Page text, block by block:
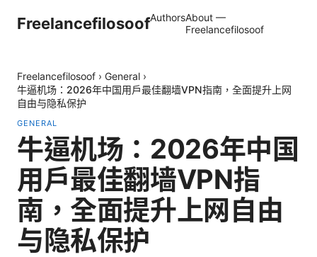
FreelancefilosoofAuthorsAbout —
Freelancefilosoof
Freelancefilosoof › General ›
牛逼机场：2026年中国用户最佳翻墙VPN指南，全面提升上网
自由与隐私保护
GENERAL
牛逼机场：2026年中国
用户最佳翻墙VPN指
南，全面提升上网自由
与隐私保护